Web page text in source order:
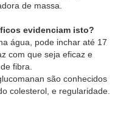
de massa.
evidenciam isto?
água, pode inchar até 17
com que seja eficaz e
fibra.
são conhecidos
colesterol, e regularidade.